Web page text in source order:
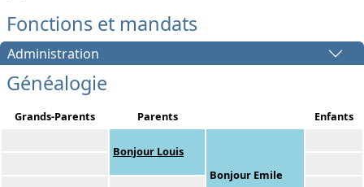
Fonctions et mandats
Administration
Généalogie
Grands-Parents Parents Enfants
Bonjour Louis
Bonjour Emile